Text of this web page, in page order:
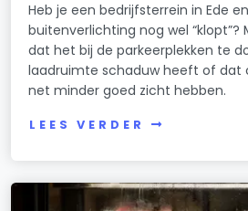
Heb je een bedrijfsterrein in Ede
buitenverlichting nog wel “klopt”?
dat het bij de parkeerplekken te
laadruimte schaduw heeft of dat
net minder goed zicht hebben.
LEES VERDER